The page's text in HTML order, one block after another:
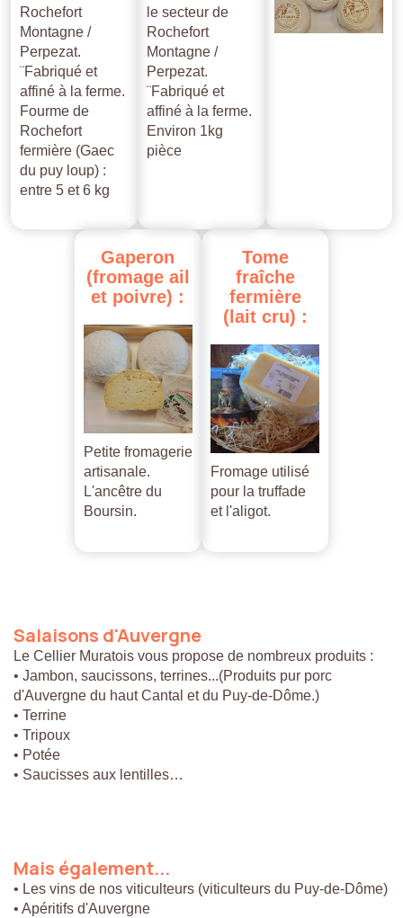
Rochefort
Montagne /
Perpezat.
¨Fabriqué et
affiné à la ferme.
Fourme de
Rochefort
fermière (Gaec
du puy loup) :
entre 5 et 6 kg
le secteur de
Rochefort
Montagne /
Perpezat.
¨Fabriqué et
affiné à la ferme.
Environ 1kg
pièce
Gaperon
(fromage ail
et poivre) :
Petite fromagerie
artisanale.
L'ancêtre du
Boursin.
Tome
fraîche
fermière
(lait cru) :
Fromage utilisé
pour la truffade
et l'aligot.
Salaisons d'Auvergne
Le Cellier Muratois vous propose de nombreux produits :
• Jambon, saucissons, terrines...(Produits pur porc
d'Auvergne du haut Cantal et du Puy-de-Dôme.)
• Terrine
• Tripoux
• Potée
• Saucisses aux lentilles…
Mais également...
• Les vins de nos viticulteurs (viticulteurs du Puy-de-Dôme)
• Apéritifs d'Auvergne